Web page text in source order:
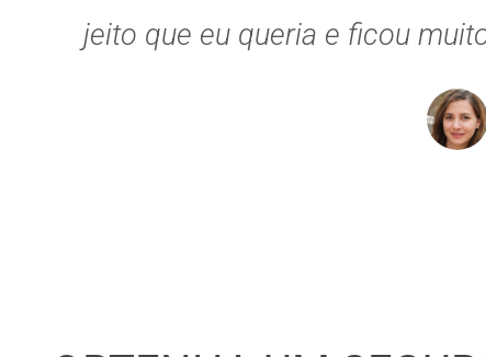
jeito que eu queria e ficou